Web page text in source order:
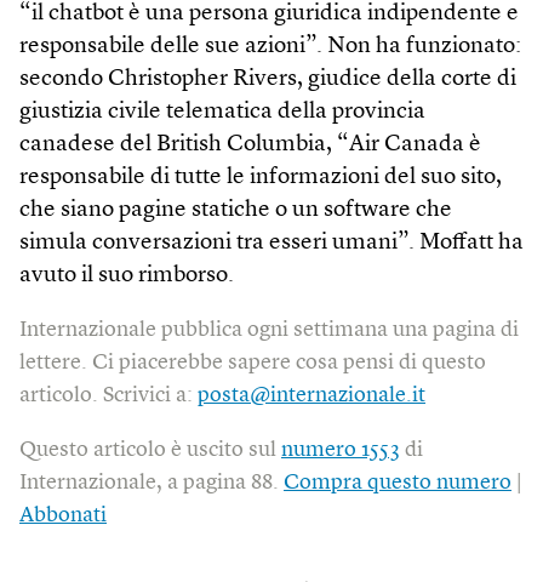
“il chatbot è una persona giuridica indipendente e
responsabile delle sue azioni”. Non ha funzionato:
secondo Christopher Rivers, giudice della corte di
giustizia civile telematica della provincia
canadese del British Columbia, “Air Canada è
responsabile di tutte le informazioni del suo sito,
che siano pagine statiche o un software che
simula conversazioni tra esseri umani”. Moffatt ha
avuto il suo rimborso.
Internazionale pubblica ogni settimana una pagina di
lettere. Ci piacerebbe sapere cosa pensi di questo
articolo. Scrivici a: posta@internazionale.it
Questo articolo è uscito sul numero 1553 di
Internazionale, a pagina 88. Compra questo numero
Abbonati